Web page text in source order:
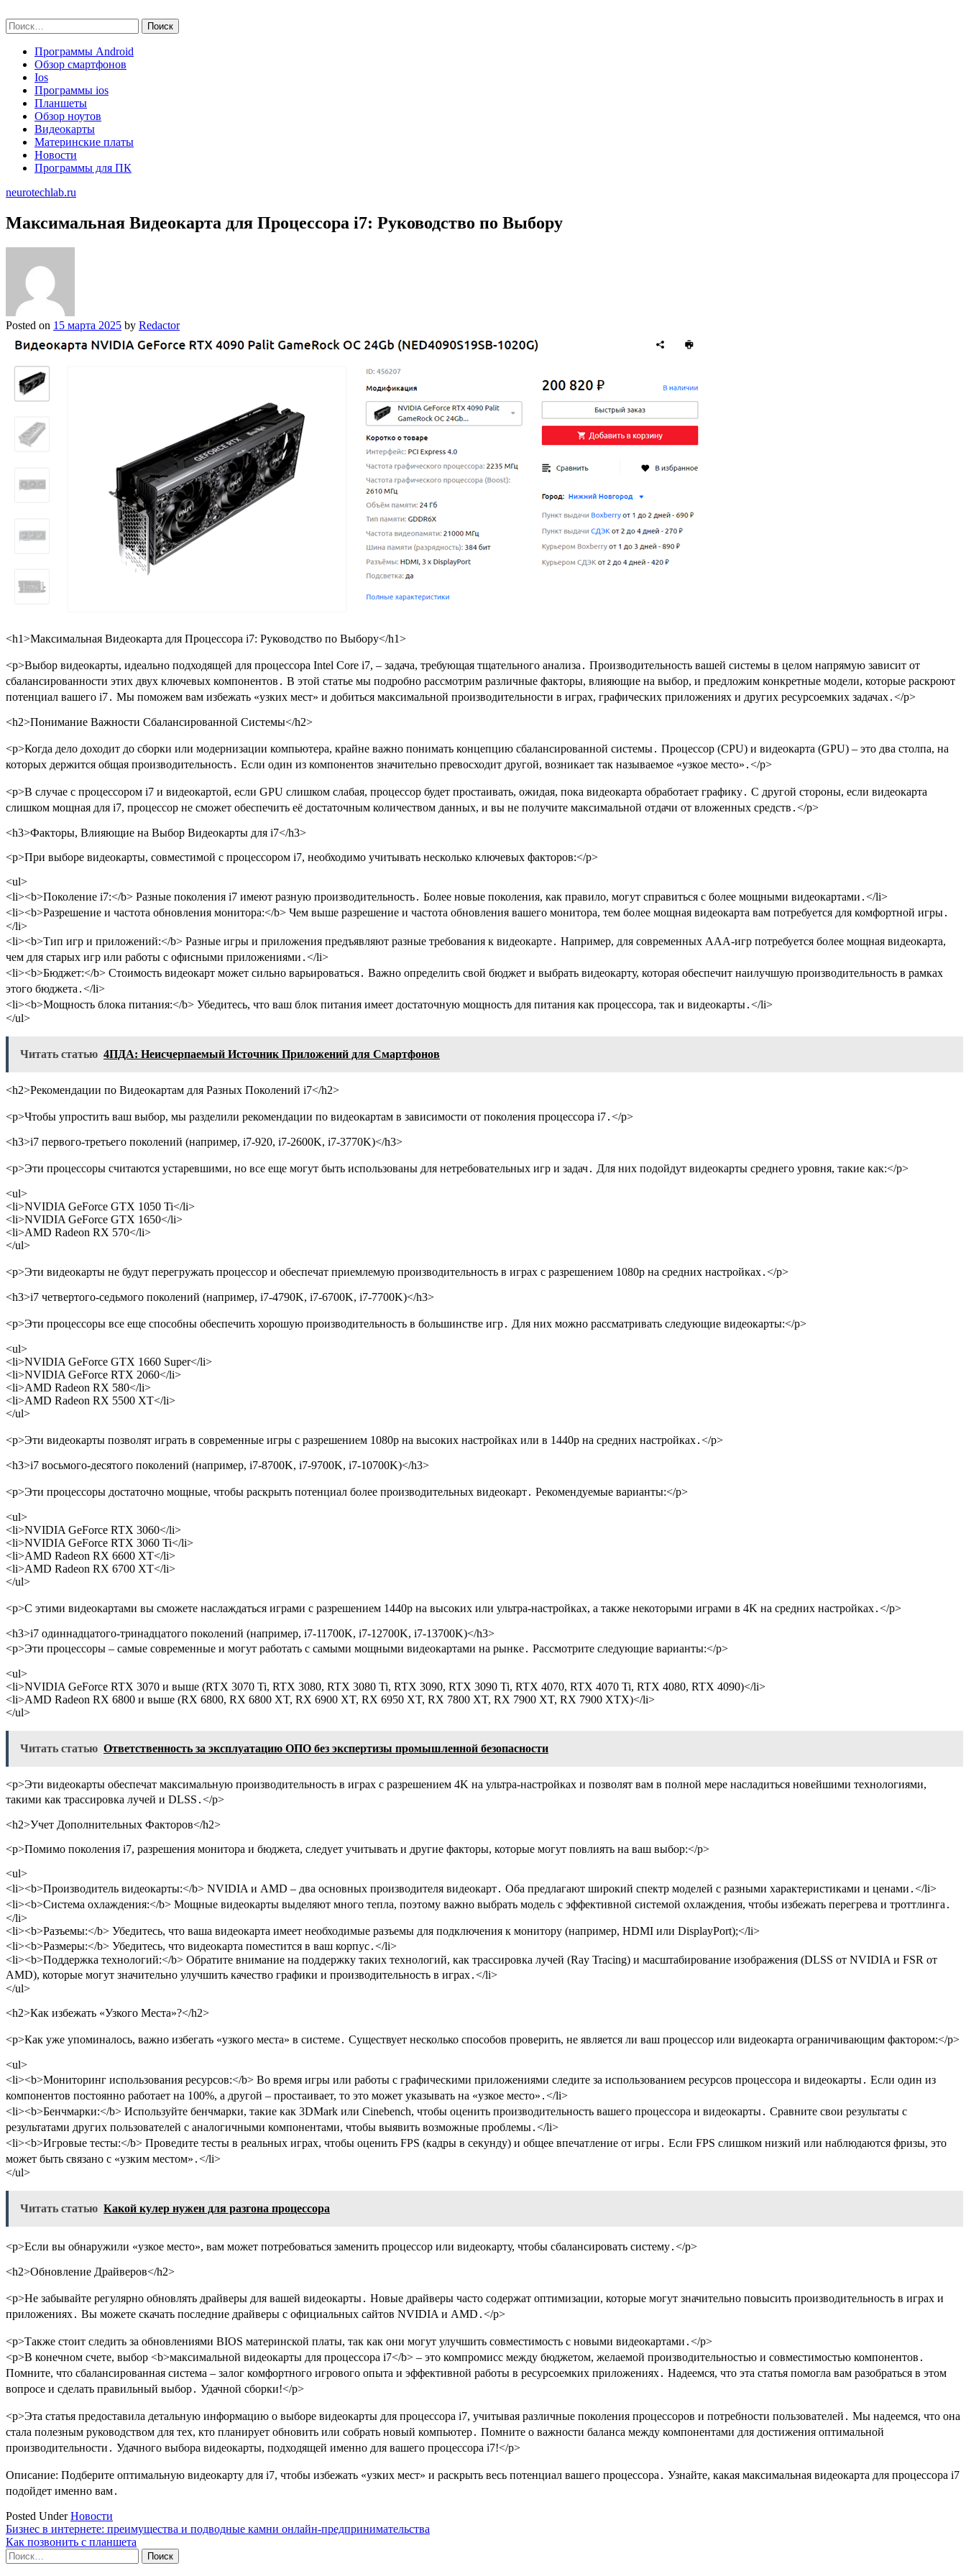
to
content
Найти:
Программы Android
Обзор смартфонов
Ios
Программы ios
Планшеты
Обзор ноутов
Видеокарты
Материнские платы
Новости
Программы для ПК
neurotechlab.ru
Максимальная Видеокарта для Процессора i7: Руководство по Выбору
Posted on 15 марта 2025 by Redactor
<h1>Максимальная Видеокарта для Процессора i7: Руководство по Выбору</h1>
<p>Выбор видеокарты, идеально подходящей для процессора Intel Core i7, – задача, требующая тщательного анализа․ Производительность вашей системы в целом напрямую зависит от
сбалансированности этих двух ключевых компонентов․ В этой статье мы подробно рассмотрим различные факторы, влияющие на выбор, и предложим конкретные модели, которые раскроют
потенциал вашего i7․ Мы поможем вам избежать «узких мест» и добиться максимальной производительности в играх, графических приложениях и других ресурсоемких задачах․</p>
<h2>Понимание Важности Сбалансированной Системы</h2>
<p>Когда дело доходит до сборки или модернизации компьютера, крайне важно понимать концепцию сбалансированной системы․ Процессор (CPU) и видеокарта (GPU) – это два столпа, на
которых держится общая производительность․ Если один из компонентов значительно превосходит другой, возникает так называемое «узкое место»․</p>
<p>В случае с процессором i7 и видеокартой, если GPU слишком слабая, процессор будет простаивать, ожидая, пока видеокарта обработает графику․ С другой стороны, если видеокарта
слишком мощная для i7, процессор не сможет обеспечить её достаточным количеством данных, и вы не получите максимальной отдачи от вложенных средств․</p>
<h3>Факторы, Влияющие на Выбор Видеокарты для i7</h3>
<p>При выборе видеокарты, совместимой с процессором i7, необходимо учитывать несколько ключевых факторов:</p>
<ul>
<li><b>Поколение i7:</b> Разные поколения i7 имеют разную производительность․ Более новые поколения, как правило, могут справиться с более мощными видеокартами․</li>
<li><b>Разрешение и частота обновления монитора:</b> Чем выше разрешение и частота обновления вашего монитора, тем более мощная видеокарта вам потребуется для комфортной игры․
</li>
<li><b>Тип игр и приложений:</b> Разные игры и приложения предъявляют разные требования к видеокарте․ Например, для современных AAA-игр потребуется более мощная видеокарта,
чем для старых игр или работы с офисными приложениями․</li>
<li><b>Бюджет:</b> Стоимость видеокарт может сильно варьироваться․ Важно определить свой бюджет и выбрать видеокарту, которая обеспечит наилучшую производительность в рамках
этого бюджета․</li>
<li><b>Мощность блока питания:</b> Убедитесь, что ваш блок питания имеет достаточную мощность для питания как процессора, так и видеокарты․</li>
</ul>
Читать статью 4ПДА: Неисчерпаемый Источник Приложений для Смартфонов
<h2>Рекомендации по Видеокартам для Разных Поколений i7</h2>
<p>Чтобы упростить ваш выбор, мы разделили рекомендации по видеокартам в зависимости от поколения процессора i7․</p>
<h3>i7 первого-третьего поколений (например, i7-920, i7-2600K, i7-3770K)</h3>
<p>Эти процессоры считаются устаревшими, но все еще могут быть использованы для нетребовательных игр и задач․ Для них подойдут видеокарты среднего уровня, такие как:</p>
<ul>
<li>NVIDIA GeForce GTX 1050 Ti</li>
<li>NVIDIA GeForce GTX 1650</li>
<li>AMD Radeon RX 570</li>
</ul>
<p>Эти видеокарты не будут перегружать процессор и обеспечат приемлемую производительность в играх с разрешением 1080p на средних настройках․</p>
<h3>i7 четвертого-седьмого поколений (например, i7-4790K, i7-6700K, i7-7700K)</h3>
<p>Эти процессоры все еще способны обеспечить хорошую производительность в большинстве игр․ Для них можно рассматривать следующие видеокарты:</p>
<ul>
<li>NVIDIA GeForce GTX 1660 Super</li>
<li>NVIDIA GeForce RTX 2060</li>
<li>AMD Radeon RX 580</li>
<li>AMD Radeon RX 5500 XT</li>
</ul>
<p>Эти видеокарты позволят играть в современные игры с разрешением 1080p на высоких настройках или в 1440p на средних настройках․</p>
<h3>i7 восьмого-десятого поколений (например, i7-8700K, i7-9700K, i7-10700K)</h3>
<p>Эти процессоры достаточно мощные, чтобы раскрыть потенциал более производительных видеокарт․ Рекомендуемые варианты:</p>
<ul>
<li>NVIDIA GeForce RTX 3060</li>
<li>NVIDIA GeForce RTX 3060 Ti</li>
<li>AMD Radeon RX 6600 XT</li>
<li>AMD Radeon RX 6700 XT</li>
</ul>
<p>С этими видеокартами вы сможете наслаждаться играми с разрешением 1440p на высоких или ультра-настройках, а также некоторыми играми в 4K на средних настройках․</p>
<h3>i7 одиннадцатого-тринадцатого поколений (например, i7-11700K, i7-12700K, i7-13700K)</h3>
<p>Эти процессоры – самые современные и могут работать с самыми мощными видеокартами на рынке․ Рассмотрите следующие варианты:</p>
<ul>
<li>NVIDIA GeForce RTX 3070 и выше (RTX 3070 Ti, RTX 3080, RTX 3080 Ti, RTX 3090, RTX 3090 Ti, RTX 4070, RTX 4070 Ti, RTX 4080, RTX 4090)</li>
<li>AMD Radeon RX 6800 и выше (RX 6800, RX 6800 XT, RX 6900 XT, RX 6950 XT, RX 7800 XT, RX 7900 XT, RX 7900 XTX)</li>
</ul>
Читать статью Ответственность за эксплуатацию ОПО без экспертизы промышленной безопасности
<p>Эти видеокарты обеспечат максимальную производительность в играх с разрешением 4K на ультра-настройках и позволят вам в полной мере насладиться новейшими технологиями,
такими как трассировка лучей и DLSS․</p>
<h2>Учет Дополнительных Факторов</h2>
<p>Помимо поколения i7, разрешения монитора и бюджета, следует учитывать и другие факторы, которые могут повлиять на ваш выбор:</p>
<ul>
<li><b>Производитель видеокарты:</b> NVIDIA и AMD – два основных производителя видеокарт․ Оба предлагают широкий спектр моделей с разными характеристиками и ценами․</li>
<li><b>Система охлаждения:</b> Мощные видеокарты выделяют много тепла, поэтому важно выбрать модель с эффективной системой охлаждения, чтобы избежать перегрева и троттлинга․
</li>
<li><b>Разъемы:</b> Убедитесь, что ваша видеокарта имеет необходимые разъемы для подключения к монитору (например, HDMI или DisplayPort);</li>
<li><b>Размеры:</b> Убедитесь, что видеокарта поместится в ваш корпус․</li>
<li><b>Поддержка технологий:</b> Обратите внимание на поддержку таких технологий, как трассировка лучей (Ray Tracing) и масштабирование изображения (DLSS от NVIDIA и FSR от
AMD), которые могут значительно улучшить качество графики и производительность в играх․</li>
</ul>
<h2>Как избежать «Узкого Места»?</h2>
<p>Как уже упоминалось, важно избегать «узкого места» в системе․ Существует несколько способов проверить, не является ли ваш процессор или видеокарта ограничивающим фактором:</p>
<ul>
<li><b>Мониторинг использования ресурсов:</b> Во время игры или работы с графическими приложениями следите за использованием ресурсов процессора и видеокарты․ Если один из
компонентов постоянно работает на 100%, а другой – простаивает, то это может указывать на «узкое место»․</li>
<li><b>Бенчмарки:</b> Используйте бенчмарки, такие как 3DMark или Cinebench, чтобы оценить производительность вашего процессора и видеокарты․ Сравните свои результаты с
результатами других пользователей с аналогичными компонентами, чтобы выявить возможные проблемы․</li>
<li><b>Игровые тесты:</b> Проведите тесты в реальных играх, чтобы оценить FPS (кадры в секунду) и общее впечатление от игры․ Если FPS слишком низкий или наблюдаются фризы, это
может быть связано с «узким местом»․</li>
</ul>
Читать статью Какой кулер нужен для разгона процессора
<p>Если вы обнаружили «узкое место», вам может потребоваться заменить процессор или видеокарту, чтобы сбалансировать систему․</p>
<h2>Обновление Драйверов</h2>
<p>Не забывайте регулярно обновлять драйверы для вашей видеокарты․ Новые драйверы часто содержат оптимизации, которые могут значительно повысить производительность в играх и
приложениях․ Вы можете скачать последние драйверы с официальных сайтов NVIDIA и AMD․</p>
<p>Также стоит следить за обновлениями BIOS материнской платы, так как они могут улучшить совместимость с новыми видеокартами․</p>
<p>В конечном счете, выбор <b>максимальной видеокарты для процессора i7</b> – это компромисс между бюджетом, желаемой производительностью и совместимостью компонентов․
Помните, что сбалансированная система – залог комфортного игрового опыта и эффективной работы в ресурсоемких приложениях․ Надеемся, что эта статья помогла вам разобраться в этом
вопросе и сделать правильный выбор․ Удачной сборки!</p>
<p>Эта статья предоставила детальную информацию о выборе видеокарты для процессора i7, учитывая различные поколения процессоров и потребности пользователей․ Мы надеемся, что она
стала полезным руководством для тех, кто планирует обновить или собрать новый компьютер․ Помните о важности баланса между компонентами для достижения оптимальной
производительности․ Удачного выбора видеокарты, подходящей именно для вашего процессора i7!</p>
Описание: Подберите оптимальную видеокарту для i7, чтобы избежать «узких мест» и раскрыть весь потенциал вашего процессора․ Узнайте, какая максимальная видеокарта для процессора i7
подойдет именно вам․
Posted UnderНовости
Навигация
по
записям
Бизнес в интернете: преимущества и подводные камни онлайн-предпринимательства
Как позвонить с планшета
Найти: